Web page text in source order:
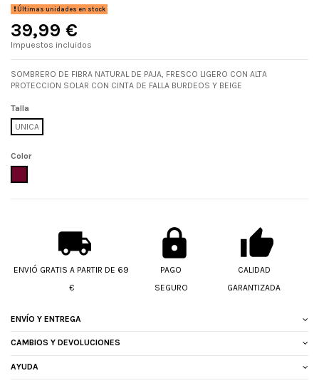
Últimas unidades en stock
39,99 €
Impuestos incluidos
SOMBRERO DE FIBRA NATURAL DE PAJA, FRESCO LIGERO CON ALTA
PROTECCION SOLAR CON CINTA DE FALLA BURDEOS Y BEIGE
Talla
UNICA
Color
ENVIÓ GRATIS A PARTIR DE 69
€
PAGO
SEGURO
CALIDAD
GARANTIZADA
ENVÍO Y ENTREGA
CAMBIOS Y DEVOLUCIONES
AYUDA